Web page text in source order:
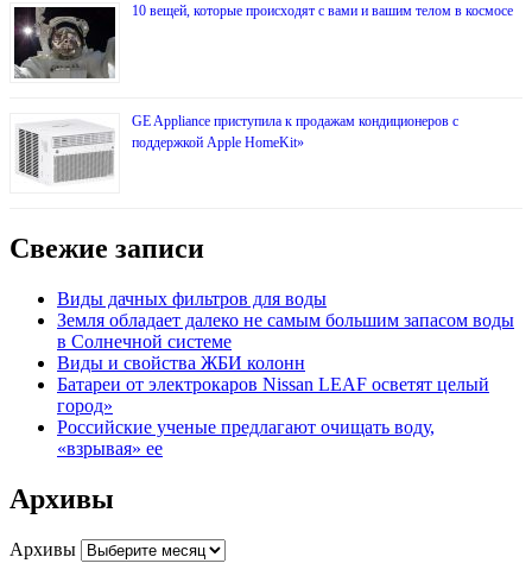
10 вещей, которые происходят с вами и вашим телом в космосе
GE Appliance приступила к продажам кондиционеров с
поддержкой Apple HomeKit»
Свежие записи
Виды дачных фильтров для воды
Земля обладает далеко не самым большим запасом воды
в Солнечной системе
Виды и свойства ЖБИ колонн
Батареи от электрокаров Nissan LEAF осветят целый
город»
Российские ученые предлагают очищать воду,
«взрывая» ее
Архивы
Архивы